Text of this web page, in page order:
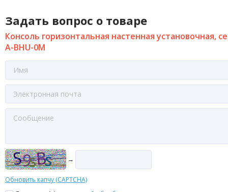
Задать вопрос о товаре
Консоль горизонтальная настенная установочная,
A-BHU-0M
→
Обновить капчу (CAPTCHA)